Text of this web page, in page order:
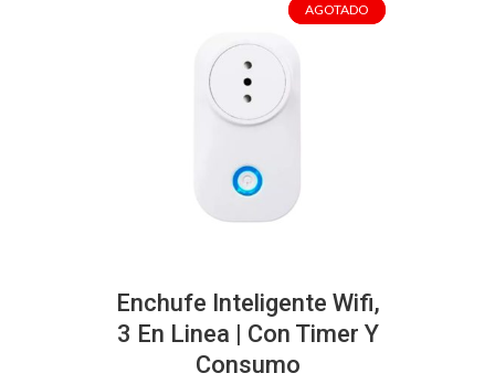
pueden
elegir
en
página
de
AGOTADO
AGOTADO
Enchufe Inteligente Wifi,
3 En Linea | Con Timer Y
Consumo